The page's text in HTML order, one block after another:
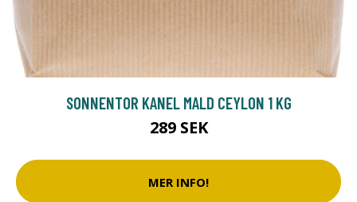
SONNENTOR KANEL MALD CEYLON 1 KG
289 SEK
MER INFO!